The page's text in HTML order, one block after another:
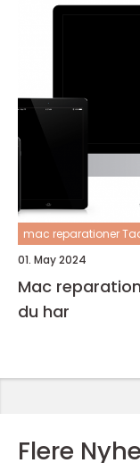
mac reparationer
01. May 2024
Mac
du har
Flere